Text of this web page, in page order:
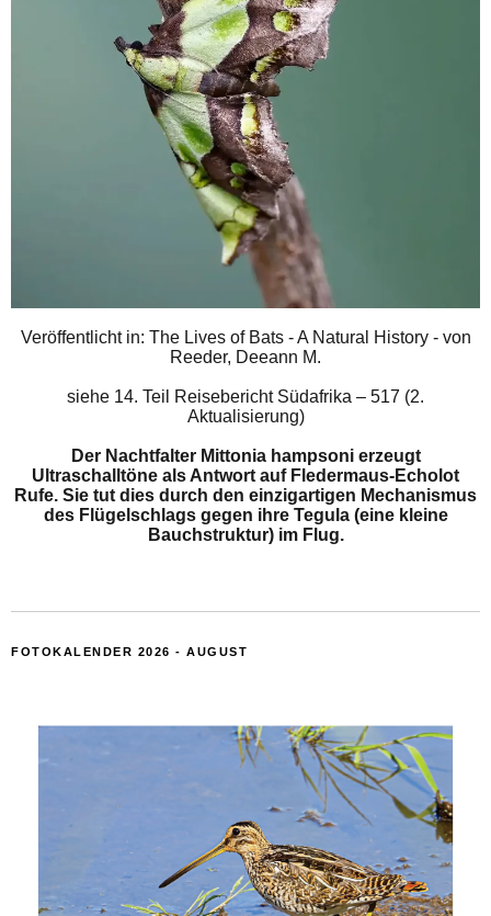
Veröffentlicht in: The Lives of Bats - A Natural History - von
Reeder, Deeann M.
siehe 14. Teil Reisebericht Südafrika – 517 (2.
Aktualisierung)
Der Nachtfalter Mittonia hampsoni erzeugt
Ultraschalltöne als Antwort auf Fledermaus-Echolot
Rufe. Sie tut dies durch den einzigartigen Mechanismus
des Flügelschlags gegen ihre Tegula (eine kleine
Bauchstruktur) im Flug.
FOTOKALENDER 2026 - AUGUST